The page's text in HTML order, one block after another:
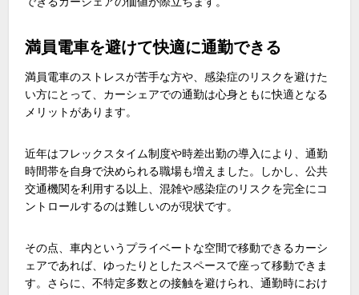
満員電車を避けて快適に通勤できる
満員電車のストレスが苦手な方や、感染症のリスクを避けた
い方にとって、カーシェアでの通勤は心身ともに快適となる
メリットがあります。
近年はフレックスタイム制度や時差出勤の導入により、通勤
時間帯を自身で決められる職場も増えました。しかし、公共
交通機関を利用する以上、混雑や感染症のリスクを完全にコ
ントロールするのは難しいのが現状です。
その点、車内というプライベートな空間で移動できるカーシ
ェアであれば、ゆったりとしたスペースで座って移動できま
す。さらに、不特定多数との接触を避けられ、通勤時におけ